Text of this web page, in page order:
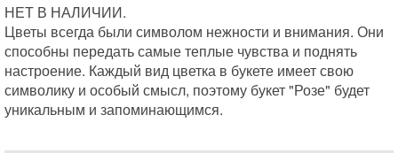
НЕТ В НАЛИЧИИ.
Цветы всегда были символом нежности и внимания. Они
способны передать самые теплые чувства и поднять
настроение. Каждый вид цветка в букете имеет свою
символику и особый смысл, поэтому букет "Розе" будет
уникальным и запоминающимся.